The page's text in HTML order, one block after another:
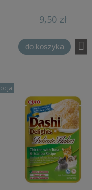
9,50 zł
do koszyka